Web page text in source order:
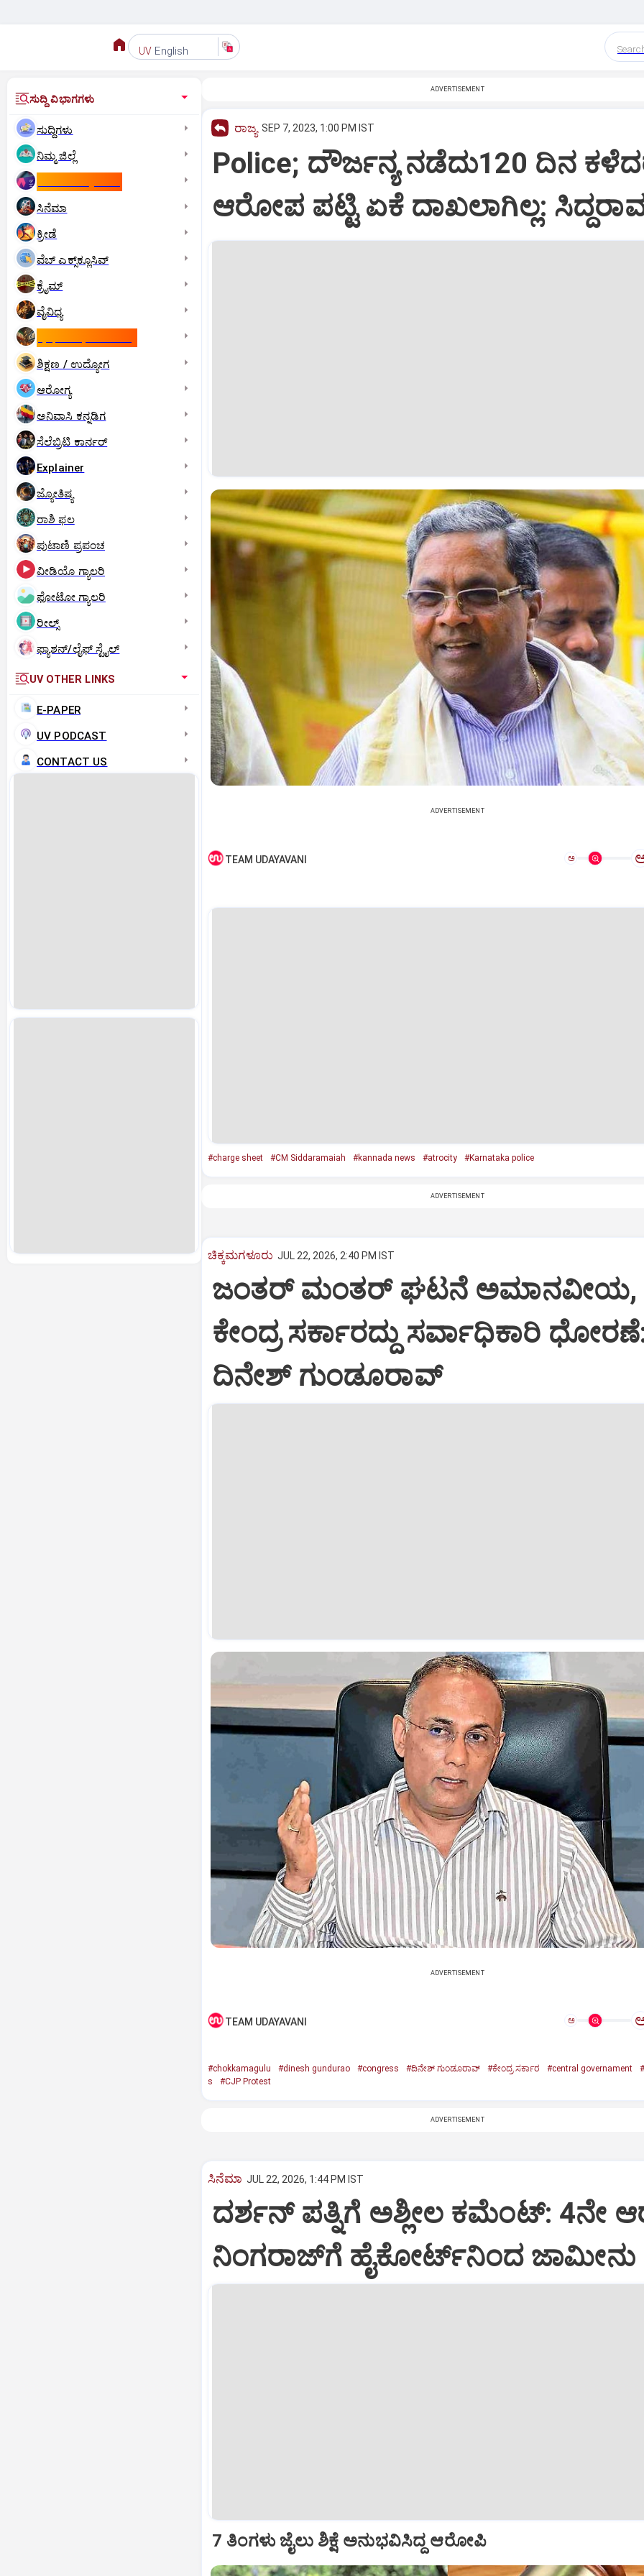
UV English
ಸುದ್ದಿ ವಿಭಾಗಗಳು
ಸುದ್ದಿಗಳು
ನಿಮ್ಮ ಜಿಲ್ಲೆ
ಸಿನೆಮಾ
ಕ್ರೀಡೆ
ವೆಬ್ ಎಕ್ಸ್‌ಕ್ಲೂಸಿವ್
ಕ್ರೈಮ್
ವೈವಿಧ್ಯ
ಶಿಕ್ಷಣ / ಉದ್ಯೋಗ
ಆರೋಗ್ಯ
ಅನಿವಾಸಿ ಕನ್ನಡಿಗ
ಸೆಲೆಬ್ರಿಟಿ ಕಾರ್ನರ್‌
Explainer
ಜ್ಯೋತಿಷ್ಯ
ರಾಶಿ ಫಲ
ಪುಟಾಣಿ ಪ್ರಪಂಚ
ವೀಡಿಯೊ ಗ್ಯಾಲರಿ
ಫೋಟೋ ಗ್ಯಾಲರಿ
ರೀಲ್ಸ್
ಫ್ಯಾಶನ್/ಲೈಫ್‌ ಸ್ಟೈಲ್
UV OTHER LINKS
E-PAPER
UV PODCAST
CONTACT US
ADVERTISEMENT
ರಾಜ್ಯ SEP 7, 2023, 1:00 PM IST
Police; ದೌರ್ಜನ್ಯ ನಡೆದು120 ದಿನ
ಆರೋಪ ಪಟ್ಟಿ ಏಕೆ ದಾಖಲಾಗಿಲ್ಲ:
ADVERTISEMENT
TEAM UDAYAVANI ಅ
#charge sheet #CM Siddaramaiah #kannada news #atrocity #Karnataka police
ADVERTISEMENT
ಚಿಕ್ಕಮಗಳೂರು JUL 22, 2026, 2:40 PM IST
ಜಂತರ್ ಮಂತರ್ ಘಟನೆ ಅಮಾನವೀಯ,
ಕೇಂದ್ರ ಸರ್ಕಾರದ್ದು ಸರ್ವಾಧಿಕಾರಿ
ದಿನೇಶ್ ಗುಂಡೂರಾವ್
ADVERTISEMENT
TEAM UDAYAVANI ಅ
#chokkamagulu #dinesh gundurao #congress #ದಿನೇಶ್ ಗುಂಡೂರಾವ್ #ಕೇಂದ್ರ ಸರ್ಕಾರ #central governament
s
#CJP Protest
ADVERTISEMENT
ಸಿನೆಮಾ JUL 22, 2026, 1:44 PM IST
ದರ್ಶನ್ ಪತ್ನಿಗೆ ಅಶ್ಲೀಲ ಕಮೆಂಟ್: 4ನೇ
ನಿಂಗರಾಜ್‌ಗೆ ಹೈಕೋರ್ಟ್‌ನಿಂದ ಜಾಮೀನು
7 ತಿಂಗಳು ಜೈಲು ಶಿಕ್ಷೆ ಅನುಭವಿಸಿದ್ದ ಆರೋಪಿ